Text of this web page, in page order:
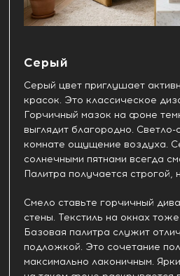
Серый
Серый цвет приглушает
красок. Это классическое
Горчичный мазок на фоне
выглядит благородно.
комнате ощущение воздуха.
солнечными пятнами всегда
Палитра получается строгой,
Смело ставьте горчичный
стены. Текстиль на окнах
Базовая палитра служит
подложкой. Это сочетание
максимально лаконичным.